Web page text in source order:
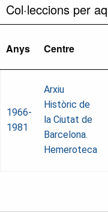
Col·leccions per
Anys Centre
1966-
1981
Arxiu
Històric de
la Ciutat de
Barcelona.
Hemeroteca